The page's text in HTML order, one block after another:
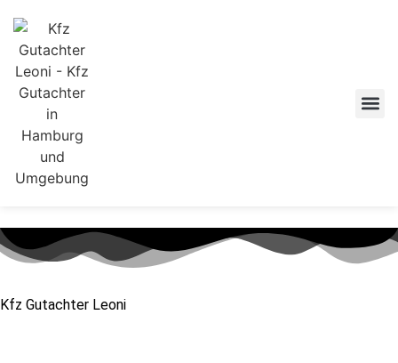
Kfz Gutachter Leoni